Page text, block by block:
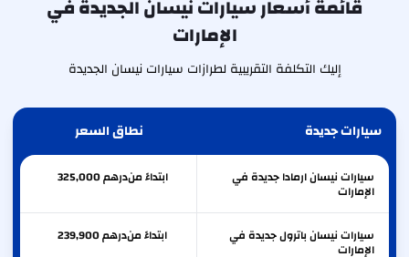
قائمة أسعار سيارات نيسان الجديدة في
الإمارات
إليك التكلفة التقريبية لطرازات سيارات نيسان الجديدة
سيارات جديدة نطاق السعر
سيارات نيسان ارمادا جديدة في
الإمارات
ابتداءً من 325,000درهم
سيارات نيسان باترول جديدة في
الإمارات
ابتداءً من 239,900درهم